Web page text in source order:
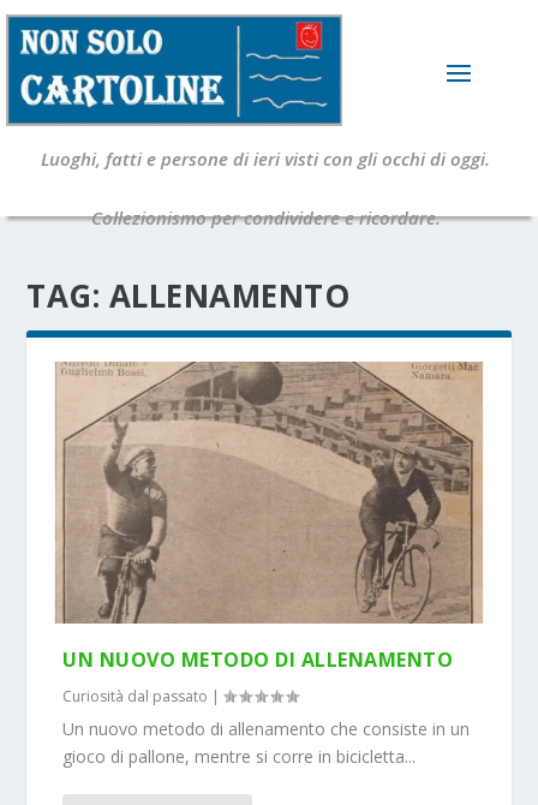
Luoghi, fatti e persone di ieri visti con gli occhi di oggi.
Collezionismo per condividere e ricordare.
TAG: ALLENAMENTO
UN NUOVO METODO DI ALLENAMENTO
Curiosità dal passato |
Un nuovo metodo di allenamento che consiste in un
gioco di pallone, mentre si corre in bicicletta...